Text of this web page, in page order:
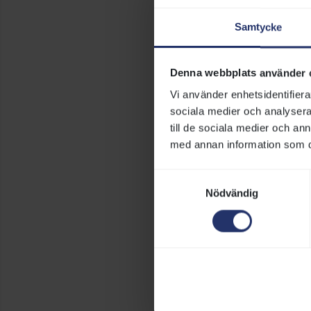
Samtycke
Denna webbplats använder
Vi använder
sociala medier och
till de sociala medier och
med annan information som
Nödvändig
olika delar har
i form av
Gruppen
saknas som
bredare
som är skulle
skulle kunna
det finns
Arbetsgruppen